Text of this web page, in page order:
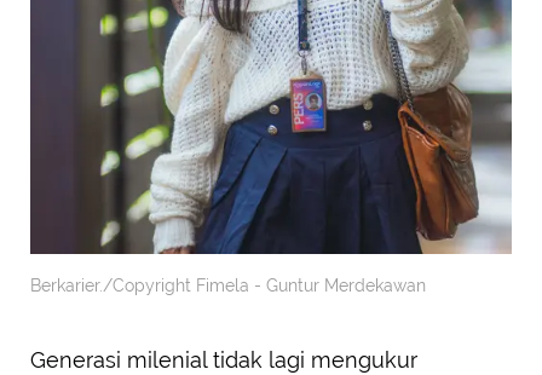
Berkarier./Copyright Fimela - Guntur Merdekawan
Generasi milenial tidak lagi mengukur